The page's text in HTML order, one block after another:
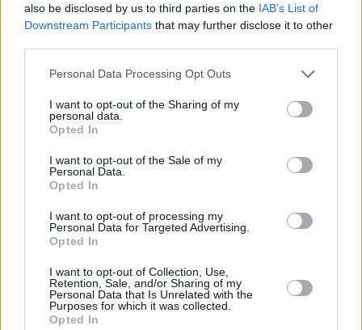
also be disclosed by us to third parties on the IAB’s List of
Downstream Participants that may further disclose it to other
Personal Data Processing Opt Outs
I want to opt-out of the Sharing of my
personal data.
Opted In
I want to opt-out of the Sale of my
Personal Data.
Opted In
I want to opt-out of processing my
Personal Data for Targeted Advertising.
Opted In
I want to opt-out of Collection, Use,
Retention, Sale, and/or Sharing of my
Personal Data that Is Unrelated with the
Purposes for which it was collected.
Opted In
Emilia Romagna.
Previous article
La Russa “Israele
distingua tra pro-Hamas
e palestinesi incolpevoli”
Meloni ironizza “Ho perso
e non posso affogare i
governa”